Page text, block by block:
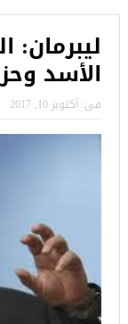
ليبرمان:
الأسد
فى: أكتوبر 10, 2017